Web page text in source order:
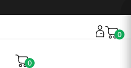
0
0